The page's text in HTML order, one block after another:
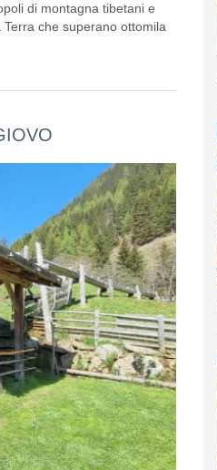
di montagna tibetani e
che superano ottomila